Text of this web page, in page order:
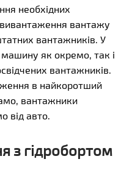
необхідних
вантажу
вантажників. У
як окремо, так і
вантажників.
в найкоротший
вантажники
від авто.
з гідробортом